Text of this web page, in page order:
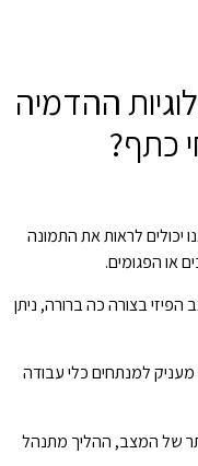
ההדמיה
כתף?
יכולים לראות את התמונה
או הפגומים.
בצורה כה ברורה, ניתן
למנתחים כלי עבודה
של המצב, ההליך מתנהל